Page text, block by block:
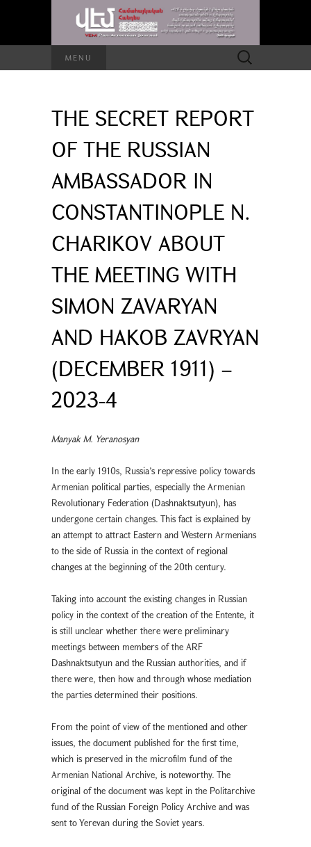
MENU
Search
for:
THE SECRET REPORT
OF THE RUSSIAN
AMBASSADOR IN
CONSTANTINOPLE N.
CHARIKOV ABOUT
THE MEETING WITH
SIMON ZAVARYAN
AND HAKOB ZAVRYAN
(DECEMBER 1911) –
2023-4
Manyak M. Yeranosyan
In the early 1910s, Russia’s repressive policy towards
Armenian political parties, especially the Armenian
Revolutionary Federation (Dashnaktsutyun), has
undergone certain changes. This fact is explained by
an attempt to attract Eastern and Western Armenians
to the side of Russia in the context of regional
changes at the beginning of the 20th century.
Taking into account the existing changes in Russian
policy in the context of the creation of the Entente, it
is still unclear whether there were preliminary
meetings between members of the ARF
Dashnaktsutyun and the Russian authorities, and if
there were, then how and through whose mediation
the parties determined their positions.
From the point of view of the mentioned and other
issues, the document published for the first time,
which is preserved in the microfilm fund of the
Armenian National Archive, is noteworthy. The
original of the document was kept in the Politarchive
fund of the Russian Foreign Policy Archive and was
sent to Yerevan during the Soviet years.